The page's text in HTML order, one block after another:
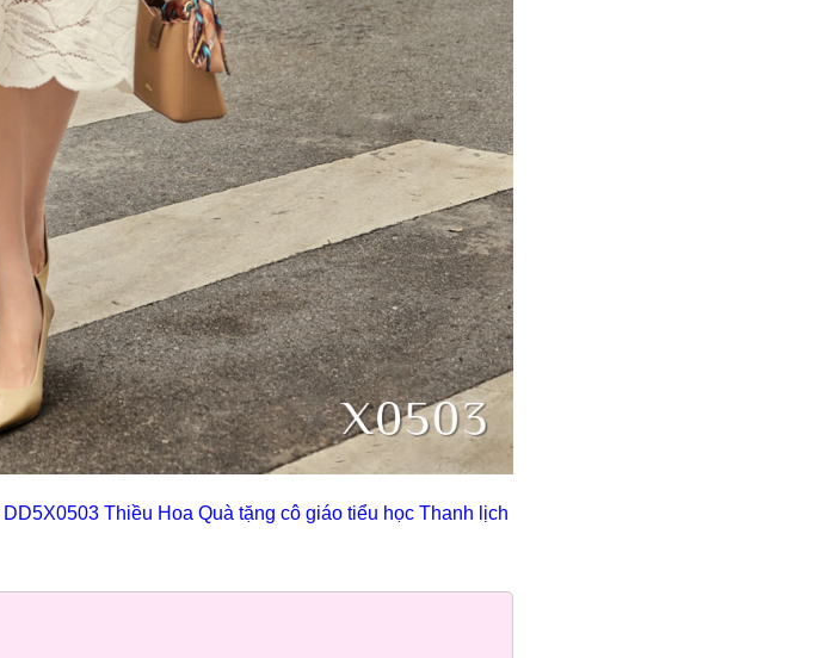
Thiều Hoa Quà tặng cô giáo tiểu học Thanh lịch